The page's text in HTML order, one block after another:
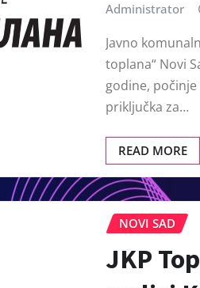
Administrator
Javno
toplana“ Novi
godine,
priključka za…
READ MORE
NOVI SAD
JKP